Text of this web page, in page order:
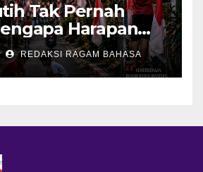
Tak Pernah
Harapan
REDAKSI RAGAM BAHASA